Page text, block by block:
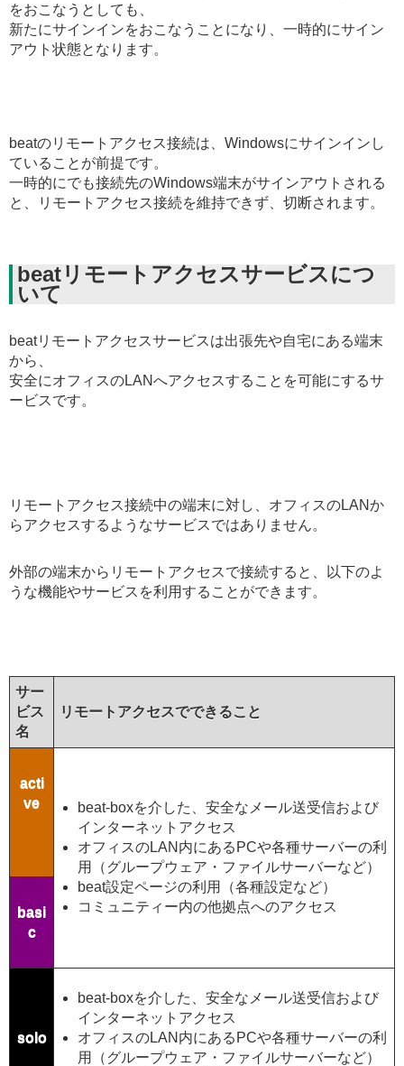
をおこなうとしても、
新たにサインインをおこなうことになり、一時的にサイン
アウト状態となります。
beatのリモートアクセス接続は、Windowsにサインインし
ていることが前提です。
一時的にでも接続先のWindows端末がサインアウトされる
と、リモートアクセス接続を維持できず、切断されます。
beatリモートアクセスサービスにつ
いて
beatリモートアクセスサービスは出張先や自宅にある端末
から、
安全にオフィスのLANへアクセスすることを可能にするサ
ービスです。
リモートアクセス接続中の端末に対し、オフィスのLANか
らアクセスするようなサービスではありません。
外部の端末からリモートアクセスで接続すると、以下のよ
うな機能やサービスを利用することができます。
サー
ビス
名
リモートアクセスでできること
acti
ve
beat-boxを介した、安全なメール送受信および
インターネットアクセス
オフィスのLAN内にあるPCや各種サーバーの利
用（グループウェア・ファイルサーバーなど）
beat設定ページの利用（各種設定など）
コミュニティー内の他拠点へのアクセス
basi
c
solo
beat-boxを介した、安全なメール送受信および
インターネットアクセス
オフィスのLAN内にあるPCや各種サーバーの利
用（グループウェア・ファイルサーバーなど）